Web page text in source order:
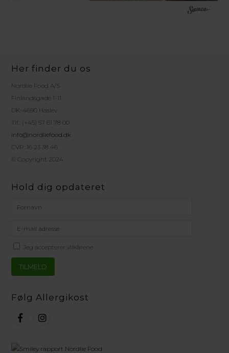
Her finder du os
Nordlie Food A/S
Finlandsgade 1-11
DK-4690 Haslev
Tlf.: (+45) 57 61 78 00
info@nordliefood.dk
CVR: 16 23 38 46
© Copyright 2024
Hold dig opdateret
Jeg accepterer vilkårene
Følg Allergikost